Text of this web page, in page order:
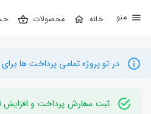
محصولات حساب کاربری
بستن
محصولات
اشتراک
در تو پروژه تمامی پرداخت ها برای تهیه
ثبت سفارش پرداخت و افزایش